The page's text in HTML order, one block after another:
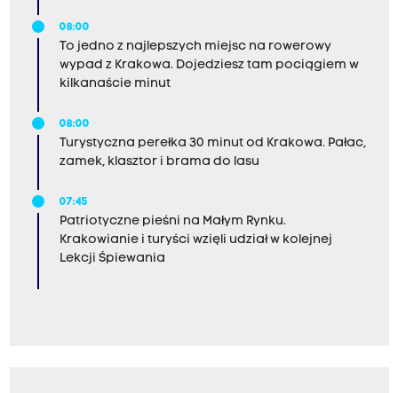
08:00
To jedno z najlepszych miejsc na rowerowy
wypad z Krakowa. Dojedziesz tam pociągiem w
kilkanaście minut
08:00
Turystyczna perełka 30 minut od Krakowa. Pałac,
zamek, klasztor i brama do lasu
07:45
Patriotyczne pieśni na Małym Rynku.
Krakowianie i turyści wzięli udział w kolejnej
Lekcji Śpiewania